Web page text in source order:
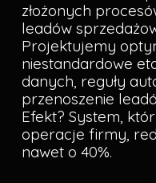
złożonych
leadów
Projektujemy
niestandardowe
danych, reguły
przenoszenie
Efekt? System,
operacje firmy,
nawet o 40%.